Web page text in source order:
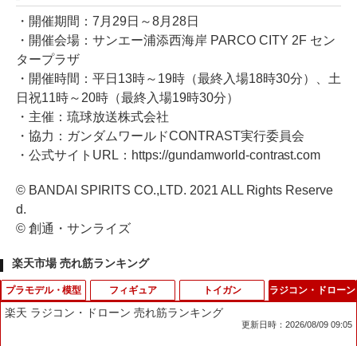
・開催期間：7月29日～8月28日
・開催会場：サンエー浦添西海岸 PARCO CITY 2F セン
タープラザ
・開催時間：平日13時～19時（最終入場18時30分）、土
日祝11時～20時（最終入場19時30分）
・主催：琉球放送株式会社
・協力：ガンダムワールドCONTRAST実行委員会
・公式サイトURL：https://gundamworld-contrast.com
© BANDAI SPIRITS CO.,LTD. 2021 ALL Rights Reserve
d.
© 創通・サンライズ
楽天市場 売れ筋ランキング
プラモデル・模型 フィギュア トイガン ラジコン・ドローン
楽天 ラジコン・ドローン 売れ筋ランキング
更新日時：2026/08/09 09:05